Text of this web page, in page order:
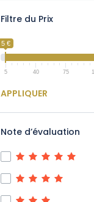
Filtre du Prix
5 €
5 40 75
APPLIQUER
Note d’évaluation